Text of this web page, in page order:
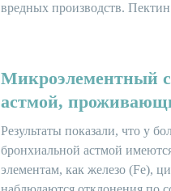
вредных производств. Пектин
Микроэлементный
астмой,
Результаты показали, что у
бронхиальной астмой
элементам, как железо (Fe),